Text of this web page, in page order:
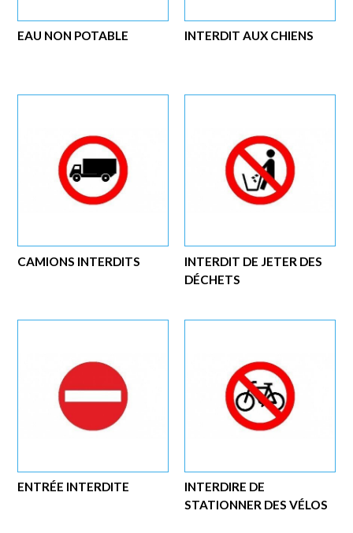
INTERDIT AUX CHIENS
EAU NON POTABLE
INTERDIT DE JETER DES
DÉCHETS
CAMIONS INTERDITS
INTERDIRE DE
STATIONNER DES VÉLOS
ENTRÉE INTERDITE